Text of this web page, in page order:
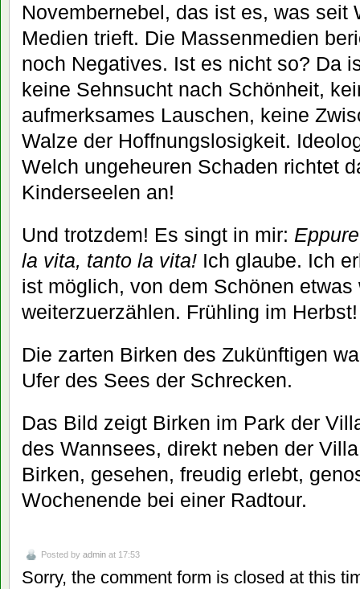
Novembernebel, das ist es, was seit
Medien trieft. Die Massenmedien
noch Negatives. Ist es nicht so? Da
keine Sehnsucht nach Schönheit,
aufmerksames Lauschen, keine
Walze der Hoffnungslosigkeit.
Welch ungeheuren Schaden richtet
Kinderseelen an!
Und trotzdem! Es singt in mir:
la vita, tanto la vita! Ich glaube. Ich
ist möglich, von dem Schönen
weiterzuerzählen. Frühling im Herbst!
Die zarten Birken des Zukünftigen
Ufer des Sees der Schrecken.
Das Bild zeigt Birken im Park der
des Wannsees, direkt neben der
Birken, gesehen, freudig erlebt,
Wochenende bei einer Radtour.
Posted by admin at 17:53
Sorry, the comment form is closed at this